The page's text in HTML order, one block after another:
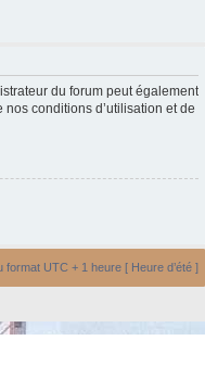
du forum peut également
conditions d’utilisation et de
format UTC + 1 heure [ Heure d’été ]